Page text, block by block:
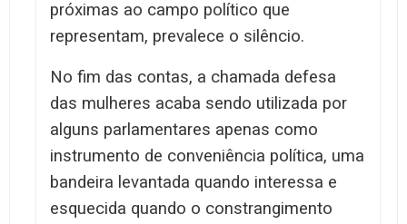
próximas ao campo político que
representam, prevalece o silêncio.
No fim das contas, a chamada defesa
das mulheres acaba sendo utilizada por
alguns parlamentares apenas como
instrumento de conveniência política, uma
bandeira levantada quando interessa e
esquecida quando o constrangimento